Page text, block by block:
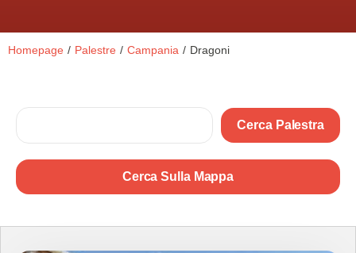
Homepage / Palestre / Campania / Dragoni
Cerca Palestra
Cerca Sulla Mappa